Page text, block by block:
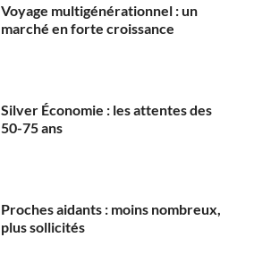
Voyage multigénérationnel : un
marché en forte croissance
Silver Économie : les attentes des
50-75 ans
Proches aidants : moins nombreux,
plus sollicités